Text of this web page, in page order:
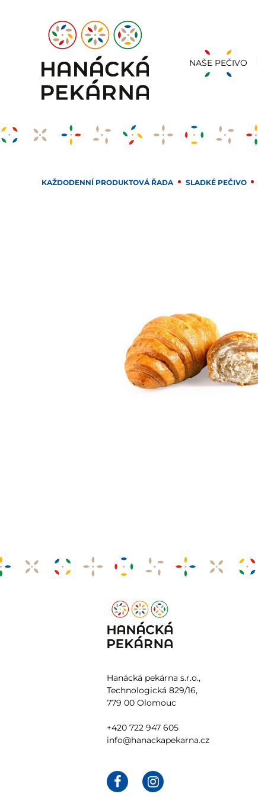
NAŠE PEČIVO
KAŽDODENNÍ PRODUKTOVÁ ŘADA SLADKÉ PEČIVO
Hanácká pekárna s.r.o.,
Technologická 829/16,
779 00 Olomouc
+420 722 947 605
info@hanackapekarna.cz